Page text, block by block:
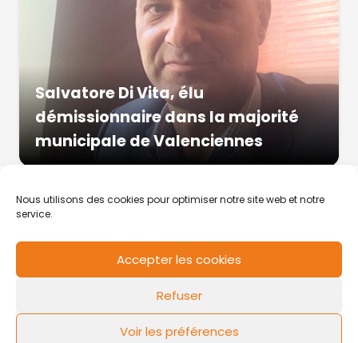
Nous utilisons des cookies pour optimiser notre site web et notre
service.
Accepter les cookies
Refuser
Voir les préférences
Salvatore Di Vita, élu
démissionnaire dans la majorité
municipale de Valenciennes
Mentions légales Politique de cookies
FLOW44